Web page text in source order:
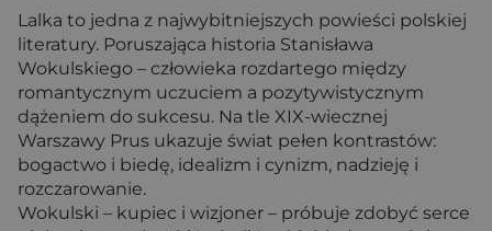
Lalka to jedna z najwybitniejszych powieści polskiej
literatury. Poruszająca historia Stanisława
Wokulskiego – człowieka rozdartego między
romantycznym uczuciem a pozytywistycznym
dążeniem do sukcesu. Na tle XIX-wiecznej
Warszawy Prus ukazuje świat pełen kontrastów:
bogactwo i biedę, idealizm i cynizm, nadzieję i
rozczarowanie.
Wokulski – kupiec i wizjoner – próbuje zdobyć serce